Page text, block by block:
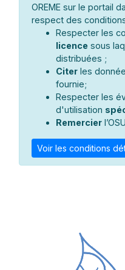
OREME sur le portail
respect des
Respecter les
licence sous
distribuées ;
Citer les
fournie;
Respecter les
d'utilisation
Remercier
Voir les conditions